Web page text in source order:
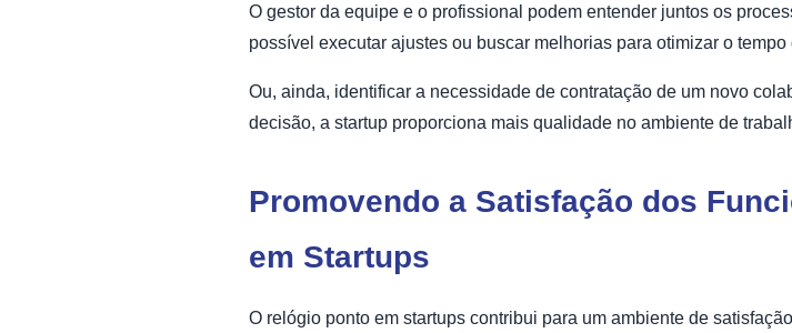
O gestor da equipe e o profissional podem entender juntos os
possível executar ajustes ou buscar melhorias para otimizar o
Ou, ainda, identificar a necessidade de contratação de um novo
decisão, a startup proporciona mais qualidade no ambiente de
Promovendo a Satisfação dos
em Startups
O relógio ponto em startups contribui para um ambiente de